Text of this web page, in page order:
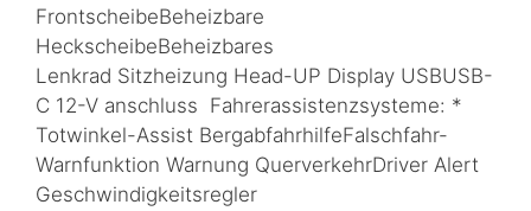
FrontscheibeBeheizbare
HeckscheibeBeheizbares
Lenkrad Sitzheizung Head-UP Display USBUSB-
C 12-V anschluss Fahrerassistenzsysteme: *
Totwinkel-Assist BergabfahrhilfeFalschfahr-
Warnfunktion Warnung QuerverkehrDriver Alert
Geschwindigkeitsregler